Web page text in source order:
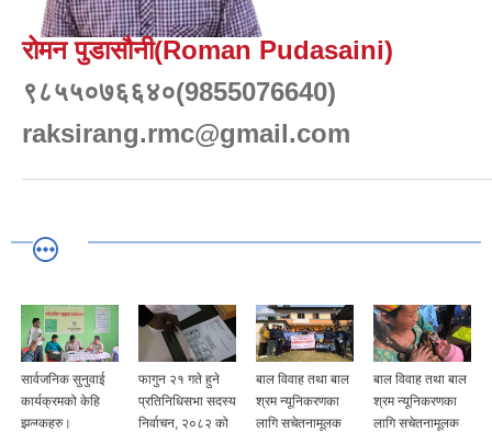
रोमन पुडासौनी(Roman Pudasaini)
९८५५०७६६४०(9855076640)
raksirang.rmc@gmail.com
सार्वजनिक सुनुवाई
कार्यक्रमको केहि
झलकहरु।
फागुन २१ गते हुने
प्रतिनिधिसभा सदस्य
निर्वाचन, २०८२ को
बाल विवाह तथा बाल
श्रम न्यूनिकरणका
लागि सचेतनामूलक
बाल विवाह तथा बाल
श्रम न्यूनिकरणका
लागि सचेतनामूलक